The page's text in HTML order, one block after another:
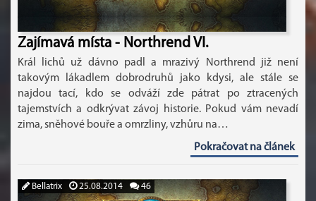
Zajímavá místa - Northrend VI.
Král lichů už dávno padl a mrazivý Northrend již není
takovým lákadlem dobrodruhů jako kdysi, ale stále se
najdou tací, kdo se odváží zde pátrat po ztracených
tajemstvích a odkrývat závoj historie. Pokud vám nevadí
zima, sněhové bouře a omrzliny, vzhůru na…
Pokračovat na článek
Bellatrix 25.08.2014 46